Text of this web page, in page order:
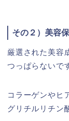
その２）美容
厳選された美容
つっぱらないで
コラーゲンやヒ
グリチルリチン